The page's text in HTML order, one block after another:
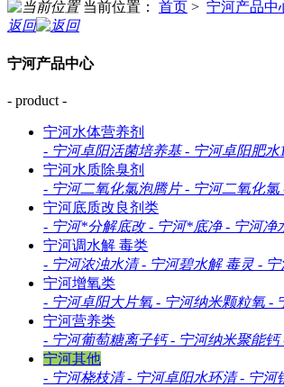
当前位置： 首页 > 宁河产品中
返回
宁河产品中心
- product -
宁河水体营养剂
- 宁河卓阳活菌培养基 - 宁河卓阳肥水
宁河水质除臭剂
- 宁河二氧化氯泡腾片 - 宁河二氧化氯
宁河底质改良剂类
- 宁河*分解底改 - 宁河*底净 - 宁河净
宁河调水解 毒类
- 宁河浓浊水清 - 宁河碧水解 毒灵 -
宁河增氧类
- 宁河卓阳大片氧 - 宁河纳米颗粒氧 -
宁河营养类
- 宁河葡萄糖离子钙 - 宁河纳米聚能钙
宁河其他
- 宁河桡枝清 - 宁河卓阳水环清 - 宁河